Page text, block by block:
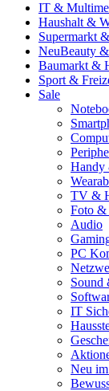
IT &
Haushalt &
Supermarkt
NeuBeauty
Baumarkt &
Sport &
Sale
Handy
TV &
Foto &
Audio
PC
Sound
IT
Neu